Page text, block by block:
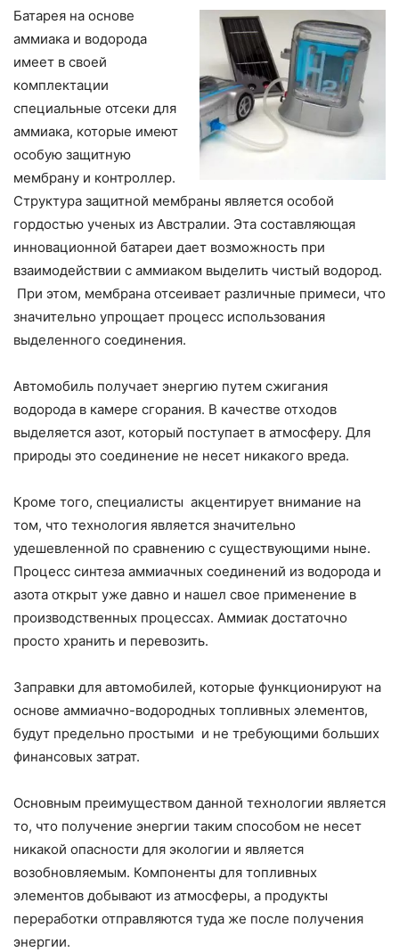
Батарея на основе
аммиака и водорода
имеет в своей
комплектации
специальные отсеки для
аммиака, которые имеют
особую защитную
мембрану и контроллер.
Структура защитной мембраны является особой
гордостью ученых из Австралии. Эта составляющая
инновационной батареи дает возможность при
взаимодействии с аммиаком выделить чистый водород.
При этом, мембрана отсеивает различные примеси, что
значительно упрощает процесс использования
выделенного соединения.
Автомобиль получает энергию путем сжигания
водорода в камере сгорания. В качестве отходов
выделяется азот, который поступает в атмосферу. Для
природы это соединение не несет никакого вреда.
Кроме того, специалисты акцентирует внимание на
том, что технология является значительно
удешевленной по сравнению с существующими ныне.
Процесс синтеза аммиачных соединений из водорода и
азота открыт уже давно и нашел свое применение в
производственных процессах. Аммиак достаточно
просто хранить и перевозить.
Заправки для автомобилей, которые функционируют на
основе аммиачно-водородных топливных элементов,
будут предельно простыми и не требующими больших
финансовых затрат.
Основным преимуществом данной технологии является
то, что получение энергии таким способом не несет
никакой опасности для экологии и является
возобновляемым. Компоненты для топливных
элементов добывают из атмосферы, а продукты
переработки отправляются туда же после получения
энергии.